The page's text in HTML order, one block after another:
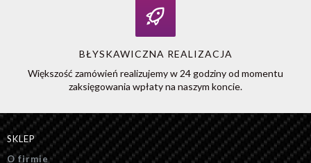
BŁYSKAWICZNA REALIZACJA
Większość zamówień realizujemy w 24 godziny od momentu
zaksięgowania wpłaty na naszym koncie.
SKLEP
O firmie